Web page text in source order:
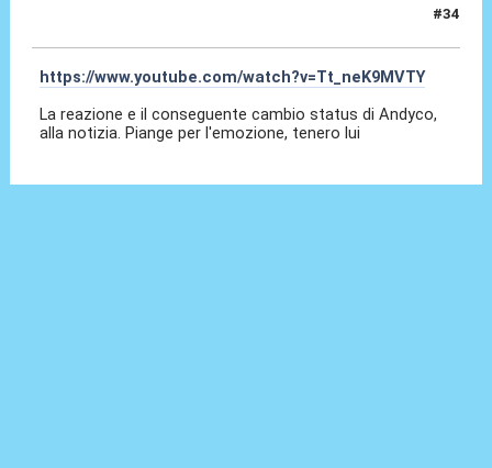
#34
https://www.youtube.com/watch?v=Tt_neK9MVTY
La reazione e il conseguente cambio status di Andyco,
alla notizia. Piange per l'emozione, tenero lui